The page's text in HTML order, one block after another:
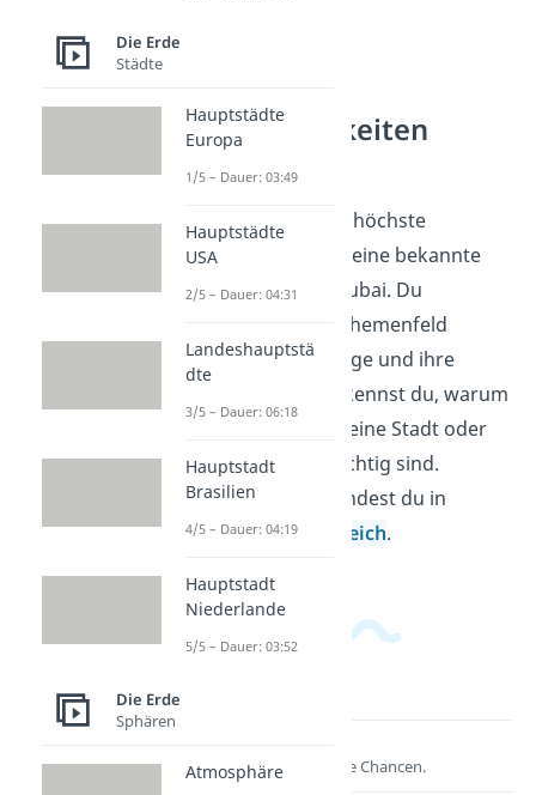
Sehenswürdigkeiten
verstehen
Der Burj Khalifa ist das höchste
Gebäude der Welt und eine bekannte
Sehenswürdigkeit in Dubai. Du
vergleichst in diesem Themenfeld
berühmte Orte, ihre Lage und ihre
Besonderheiten. So erkennst du, warum
manche Bauwerke für eine Stadt oder
ein Land besonders wichtig sind.
Weitere Videos dazu findest du in
unseremErdkundebereich.
Entdecke hier deine Chancen.
Die Erde
Städte
Hauptstädte
Europa
1/5 – Dauer: 03:49
Hauptstädte
USA
2/5 – Dauer: 04:31
Landeshauptstä
dte
3/5 – Dauer: 06:18
Hauptstadt
Brasilien
4/5 – Dauer: 04:19
Hauptstadt
Niederlande
5/5 – Dauer: 03:52
Die Erde
Sphären
Atmosphäre